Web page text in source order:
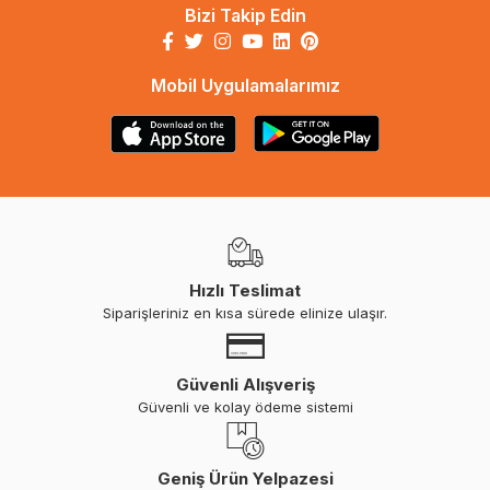
Bizi Takip Edin
Mobil Uygulamalarımız
Hızlı Teslimat
Siparişleriniz en kısa sürede elinize ulaşır.
Güvenli Alışveriş
Güvenli ve kolay ödeme sistemi
Geniş Ürün Yelpazesi